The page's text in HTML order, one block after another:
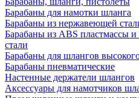
Барабаны для намотки шланга
Барабаны из нержавеющей
Барабаны из ABS пластмассы
стали
Барабаны для шлангов
Барабаны пневматические
Настенные держатели шлангов
Аксессуары для намотчиков